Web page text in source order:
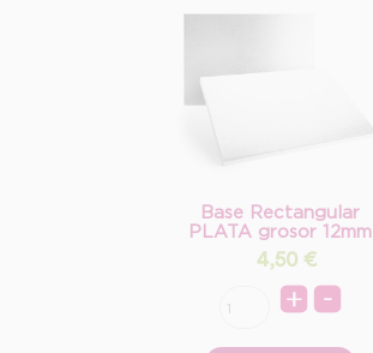
Base Rectangular
PLATA grosor 12mm
4,50 €